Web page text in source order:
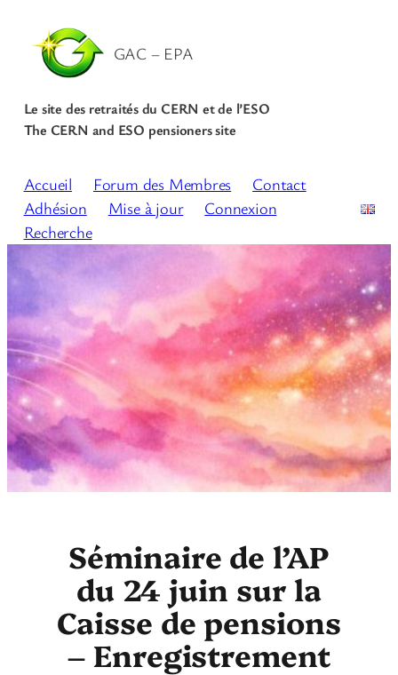
GAC – EPA
Le site des retraités du CERN et de l’ESO
The CERN and ESO pensioners site
Accueil Forum des Membres
Contact
Adhésion
Mise à jour
Connexion
Recherche
Séminaire de l’AP
du 24 juin sur la
Caisse de pensions
– Enregistrement